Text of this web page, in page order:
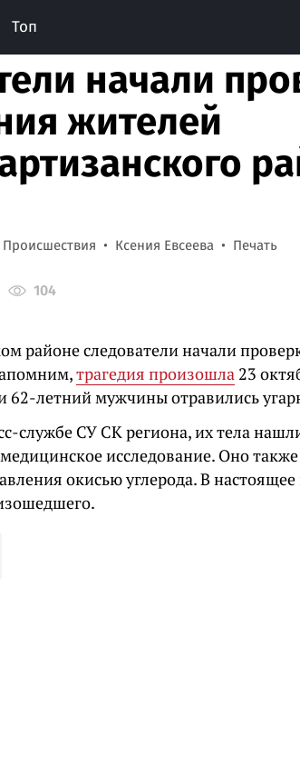
Топ
начали
жителей
Происшествия Ксения Евсеева Печать
104
районе следователи начали
трагедия произошла 23
62-летний мужчины отравились
службе СУ СК региона, их тела
исследование. Оно
окисью углерода. В